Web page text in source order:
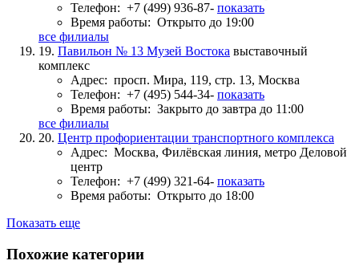
Телефон: +7 (499) 936-87- показать
Время работы: Открыто до 19:00
все филиалы
19. Павильон № 13 Музей Востока выставочный
комплекс
Адрес: просп. Мира, 119, стр. 13, Москва
Телефон: +7 (495) 544-34- показать
Время работы: Закрыто до завтра до 11:00
все филиалы
20. Центр профориентации транспортного комплекса
Адрес: Москва, Филёвская линия, метро Деловой
центр
Телефон: +7 (499) 321-64- показать
Время работы: Открыто до 18:00
Показать еще
Похожие категории